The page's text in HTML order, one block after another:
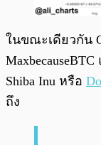
ในขณะเดียวกัน
Shiba Inu หรือ
ถึง